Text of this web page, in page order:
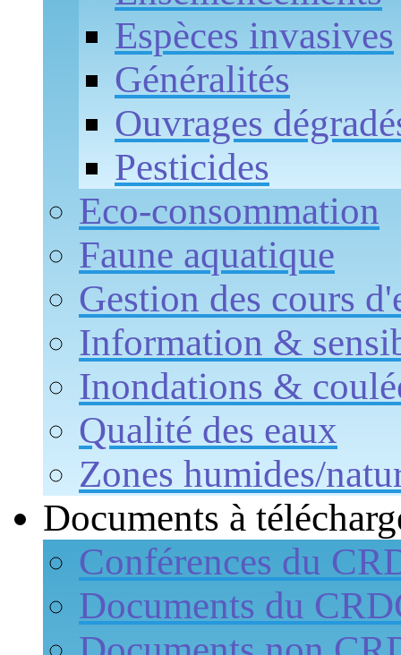
Espèces invasives
Généralités
Ouvrages
Pesticides
Eco-consommation
Faune aquatique
Gestion des cours
Information &
Inondations &
Qualité des eaux
Zones humides/
Documents à
Conférences du
Documents du